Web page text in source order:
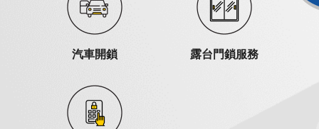
汽車開鎖 露台門鎖服務